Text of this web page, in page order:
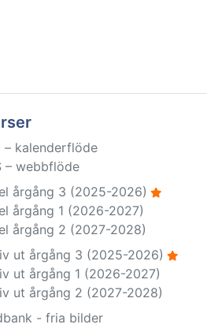
– kalenderflöde
– webbflöde
årgång 3 (2025-2026)
årgång 1 (2026-2027)
årgång 2 (2027-2028)
ut årgång 3 (2025-2026)
ut årgång 1 (2026-2027)
ut årgång 2 (2027-2028)
- fria bilder